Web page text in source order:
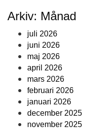
Arkiv: Månad
juli 2026
juni 2026
maj 2026
april 2026
mars 2026
februari 2026
januari 2026
december 2025
november 2025